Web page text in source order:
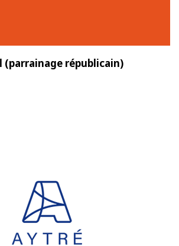
(parrainage républicain)